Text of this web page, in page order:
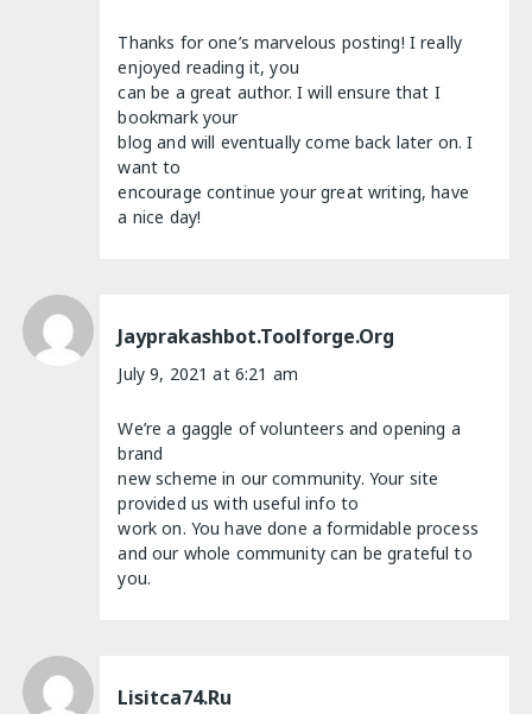
Thanks for one’s marvelous posting! I really
enjoyed reading it, you
can be a great author. I will ensure that I
bookmark your
blog and will eventually come back later on. I
want to
encourage continue your great writing, have
a nice day!
Jayprakashbot.toolforge.org
July 9, 2021 at 6:21 am
We’re a gaggle of volunteers and opening a
brand
new scheme in our community. Your site
provided us with useful info to
work on. You have done a formidable process
and our whole community can be grateful to
you.
Lisitca74.ru